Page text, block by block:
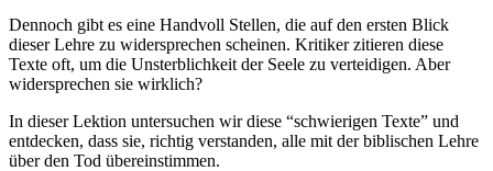
Dennoch gibt es eine Handvoll Stellen, die auf den ersten Blick
dieser Lehre zu widersprechen scheinen. Kritiker zitieren diese
Texte oft, um die Unsterblichkeit der Seele zu verteidigen. Aber
widersprechen sie wirklich?
In dieser Lektion untersuchen wir diese “schwierigen Texte” und
entdecken, dass sie, richtig verstanden, alle mit der biblischen Lehre
über den Tod übereinstimmen.